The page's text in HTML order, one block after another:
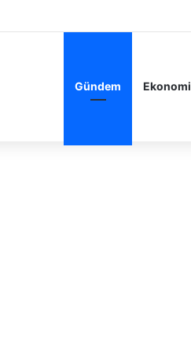
Gündem Ekonomi